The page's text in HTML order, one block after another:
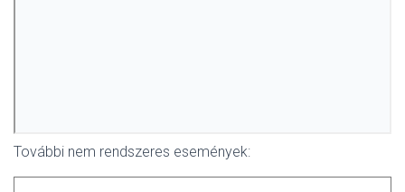
További nem rendszeres események: